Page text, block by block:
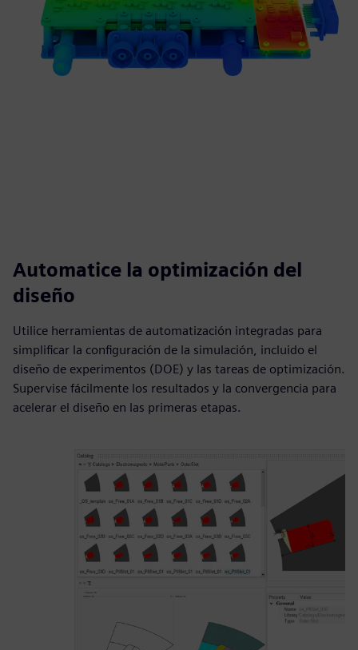
Automatice la optimización del
diseño
Utilice herramientas de automatización integradas para
simplificar la configuración de la simulación, incluido el
diseño de experimentos (DOE) y las tareas de optimización.
Supervise fácilmente los resultados y la convergencia para
acelerar el diseño en las primeras etapas.